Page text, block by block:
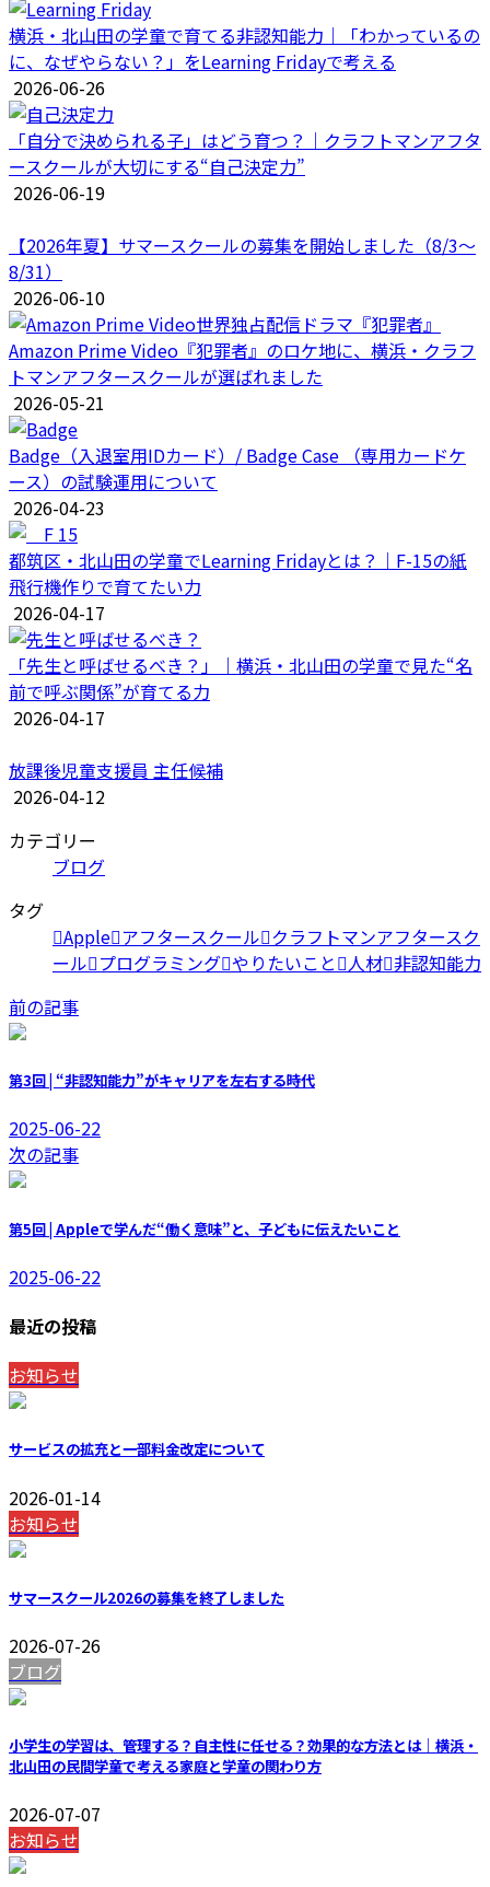
横浜・北山田の学童で育てる非認知能力｜「わかっているの
に、なぜやらない？」をLearning Fridayで考える
2026-06-26
「自分で決められる子」はどう育つ？｜クラフトマンアフタ
ースクールが大切にする“自己決定力”
2026-06-19
【2026年夏】サマースクールの募集を開始しました（8/3〜
8/31）
2026-06-10
Amazon Prime Video『犯罪者』のロケ地に、横浜・クラフ
トマンアフタースクールが選ばれました
2026-05-21
Badge（入退室用IDカード）/ Badge Case （専用カードケ
ース）の試験運用について
2026-04-23
都筑区・北山田の学童でLearning Fridayとは？｜F-15の紙
飛行機作りで育てたい力
2026-04-17
「先生と呼ばせるべき？」｜横浜・北山田の学童で見た“名
前で呼ぶ関係”が育てる力
2026-04-17
放課後児童支援員 主任候補
2026-04-12
カテゴリー
ブログ
タグ
Apple アフタースクール クラフトマンアフタースク
ール プログラミング やりたいこと 人材 非認知能力
前の記事
第3回 | “非認知能力”がキャリアを左右する時代
2025-06-22
次の記事
第5回 | Appleで学んだ“働く意味”と、子どもに伝えたいこと
2025-06-22
最近の投稿
お知らせ
サービスの拡充と一部料金改定について
2026-01-14
お知らせ
サマースクール2026の募集を終了しました
2026-07-26
ブログ
小学生の学習は、管理する？自主性に任せる？効果的な方法とは｜横浜・
北山田の民間学童で考える家庭と学童の関わり方
2026-07-07
お知らせ